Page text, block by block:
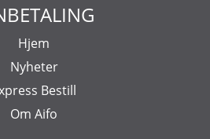
Hjem
Nyheter
Bestill
Om Aifo